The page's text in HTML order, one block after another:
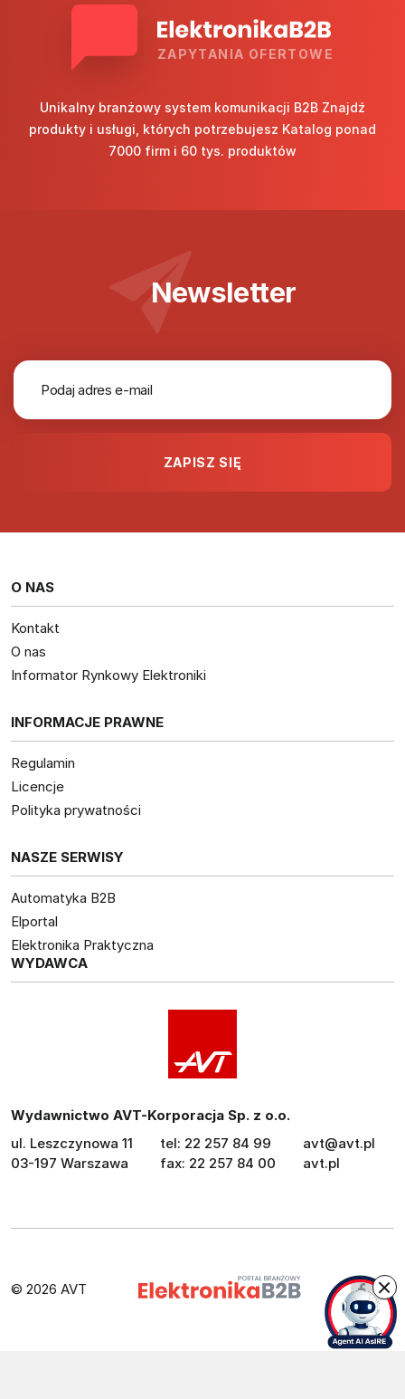
ZAPYTANIA OFERTOWE
Unikalny branżowy system komunikacji B2B Znajdź
produkty i usługi, których potrzebujesz Katalog ponad
7000 firm i 60 tys. produktów
Newsletter
O NAS
Kontakt
O nas
Informator Rynkowy Elektroniki
INFORMACJE PRAWNE
Regulamin
Licencje
Polityka prywatności
NASZE SERWISY
Automatyka B2B
Elportal
Elektronika Praktyczna
WYDAWCA
Wydawnictwo AVT-Korporacja Sp. z o.o.
ul. Leszczynowa 11
03-197 Warszawa
tel: 22 257 84 99
fax: 22 257 84 00
avt@avt.pl
avt.pl
© 2026 AVT